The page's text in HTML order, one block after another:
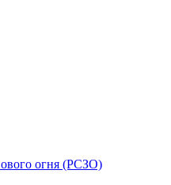
огня (РСЗО)